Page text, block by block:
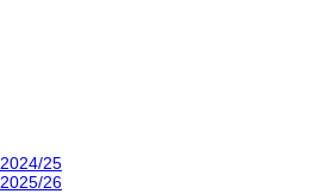
25
26